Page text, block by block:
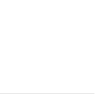
など無添加。
前髪や毛先のス